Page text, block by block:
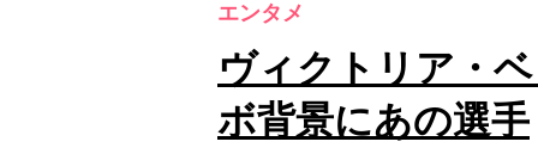
エンタメ
ヴィクトリア・
ボ背景にあの選手